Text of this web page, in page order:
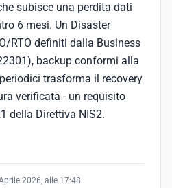
subisce una perdita dati
6 mesi. Un Disaster
RTO definiti dalla Business
backup conformi alla
trasforma il recovery
verificata - un requisito
della Direttiva NIS2.
2026, alle 17:48